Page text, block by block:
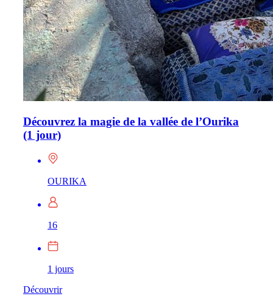
Découvrez la magie de la vallée de l’Ourika
(1 jour)
OURIKA
16
1 jours
Découvrir